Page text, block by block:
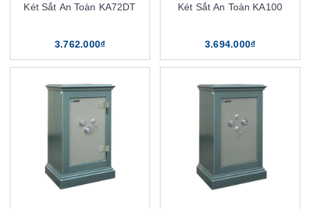
Két Sắt An Toàn KA72DT
3.762.000₫
Két Sắt An Toàn KA100
3.694.000₫